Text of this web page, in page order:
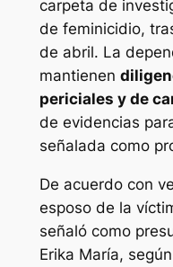
carpeta de
de feminicidio,
de abril. La
mantienen
periciales y de
de evidencias
señalada como
De acuerdo con
esposo de la
señaló como
Erika María,